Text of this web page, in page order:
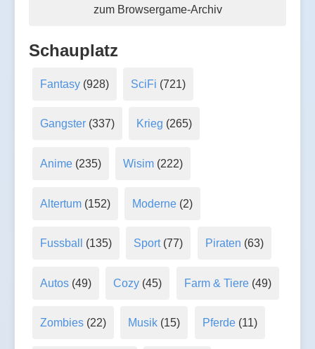
zum Browsergame-Archiv
Schauplatz
Fantasy(928) SciFi (721)
Gangster(337) Krieg (265)
Anime(235) Wisim (222)
Altertum(152) Moderne (2)
Fussball (135) Sport(77) Piraten (63)
Autos(49) Cozy (45) Farm & Tiere(49)
Zombies(22) Musik (15) Pferde(11)